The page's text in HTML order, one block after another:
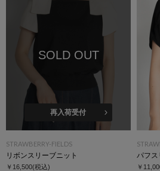
SOLD OUT
再入荷受付
STRAWBERRY-FIELDS
リボンスリーブニット
￥16,500(税込)
パフ
￥